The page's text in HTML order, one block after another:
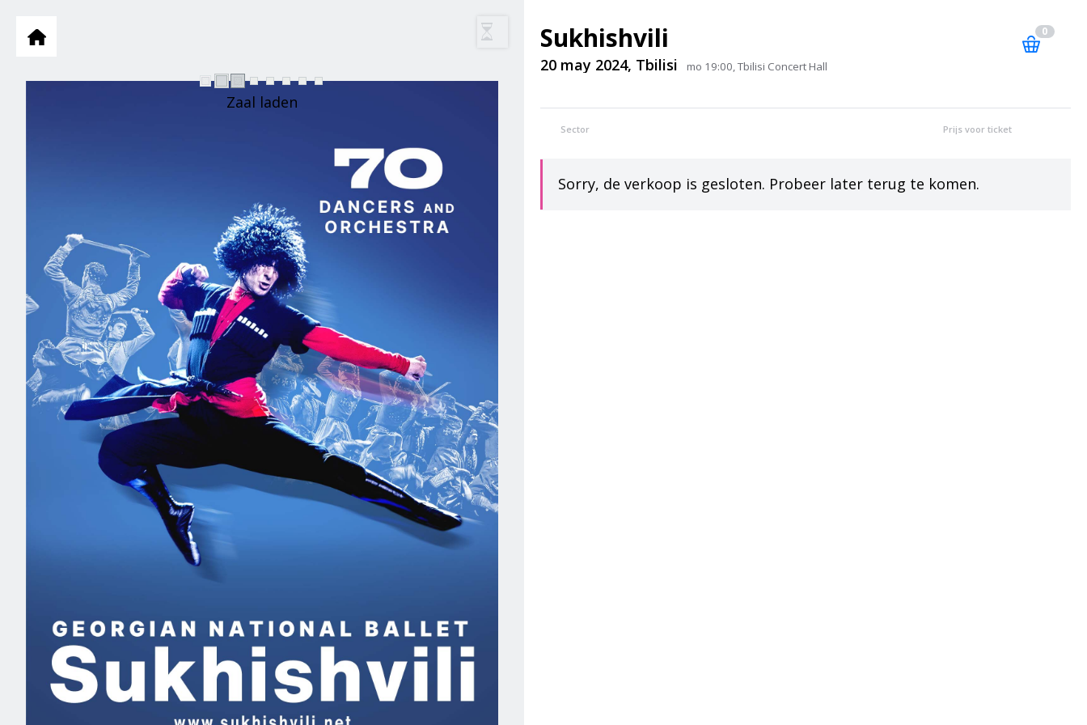
Zaal laden
Sukhishvili
20 may 2024, Tbilisi mo 19:00, Tbilisi Concert Hall
0
Sector Prijs voor ticket
Sorry, de verkoop is gesloten. Probeer later terug te komen.